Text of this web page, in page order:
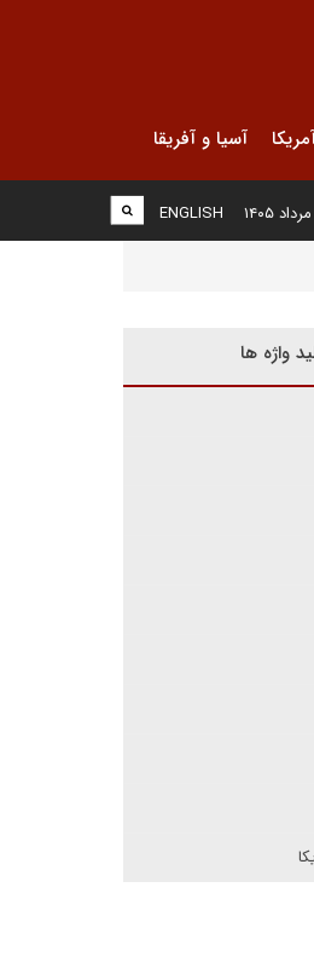
آسیا و آفریقا
ENGLISH
واژه ها